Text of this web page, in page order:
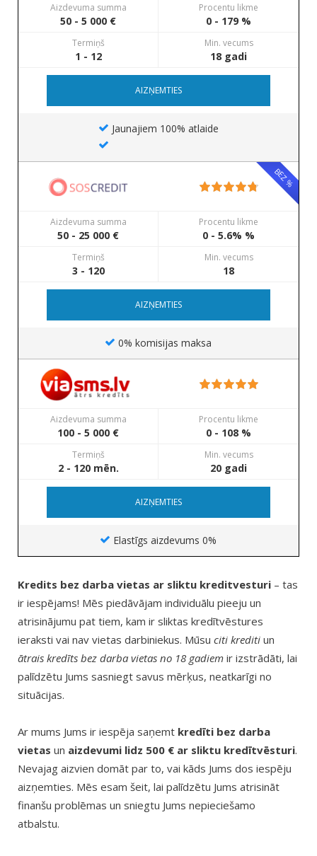
Aizdevuma summa
50 - 5 000 €
Procentu likme
0 - 179 %
Termiņš
1 - 12
Min. vecums
18 gadi
AIZŅEMTIES
Jaunajiem 100% atlaide
BEZ %
Aizdevuma summa
50 - 25 000 €
Procentu likme
0 - 5.6% %
Termiņš
3 - 120
Min. vecums
18
AIZŅEMTIES
0% komisijas maksa
Aizdevuma summa
100 - 5 000 €
Procentu likme
0 - 108 %
Termiņš
2 - 120 mēn.
Min. vecums
20 gadi
AIZŅEMTIES
Elastīgs aizdevums 0%
Kredits bez darba vietas ar sliktu kreditvesturi – tas
ir iespējams! Mēs piedāvājam individuālu pieeju un
atrisinājumu pat tiem, kam ir sliktas kredītvēstures
ieraksti vai nav vietas darbiniekus. Mūsu citi krediti un
ātrais kredīts bez darba vietas no 18 gadiem ir izstrādāti, lai
palīdzētu Jums sasniegt savus mērķus, neatkarīgi no
situācijas.
Ar mums Jums ir iespēja saņemt kredīti bez darba
vietas un aizdevumi lidz 500 € ar sliktu kredītvēsturi.
Nevajag aizvien domāt par to, vai kāds Jums dos iespēju
aizņemties. Mēs esam šeit, lai palīdzētu Jums atrisināt
finanšu problēmas un sniegtu Jums nepieciešamo
atbalstu.